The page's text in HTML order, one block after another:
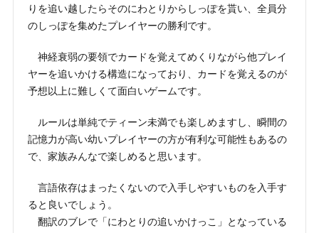
りを追い越したらそのにわとりからしっぽを貰い、全員分
のしっぽを集めたプレイヤーの勝利です。
神経衰弱の要領でカードを覚えてめくりながら他プレイ
ヤーを追いかける構造になっており、カードを覚えるのが
予想以上に難しくて面白いゲームです。
ルールは単純でティーン未満でも楽しめますし、瞬間の
記憶力が高い幼いプレイヤーの方が有利な可能性もあるの
で、家族みんなで楽しめると思います。
言語依存はまったくないので入手しやすいものを入手す
ると良いでしょう。
翻訳のブレで「にわとりの追いかけっこ」となっている